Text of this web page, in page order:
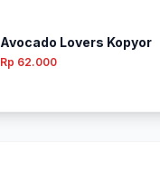
Avocado Lovers Kopyor
Rp 62.000